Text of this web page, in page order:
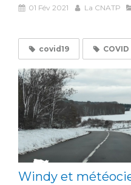
01 Fév 2021 La CNATP
covid19 COVID
Windy et